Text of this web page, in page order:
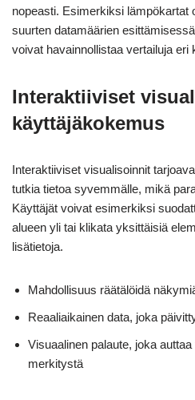
nopeasti. Esimerkiksi lämpökartat
suurten datamäärien
voivat havainnollistaa vertailuja eri
Interaktiiviset
käyttäjäkokemus
Interaktiiviset visualisoinnit
tutkia tietoa syvemmälle, mikä
Käyttäjät voivat esimerkiksi
alueen yli tai klikata yksittäisiä
lisätietoja.
Mahdollisuus räätälöidä
Reaaliaikainen data, joka
Visuaalinen palaute, joka
merkitystä